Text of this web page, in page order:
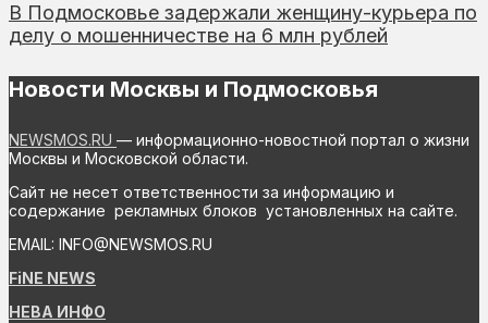
В Подмосковье задержали женщину-курьера по
делу о мошенничестве на 6 млн рублей
Новости Москвы и Подмосковья
NEWSMOS.RU — информационно-новостной портал о жизни
Москвы и Московской области.
Сайт не несет ответственности за информацию и
содержание рекламных блоков установленных на сайте.
EMAIL: INFO@NEWSMOS.RU
FiNE NEWS
НЕВА ИНФО